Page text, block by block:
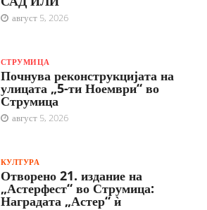
август 5, 2026
СТРУМИЦА
Почнува реконструкцијата на
улицата „5-ти Ноември“ во
Струмица
август 5, 2026
КУЛТУРА
Отворено 21. издание на
„Астерфест“ во Струмица:
Наградата „Астер“ ѝ